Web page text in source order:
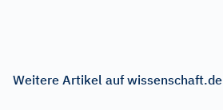
Weitere Artikel auf wissenschaft.de